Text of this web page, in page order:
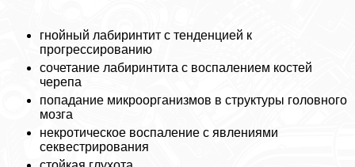
гнойный лабиринтит с тенденцией к
прогрессированию
сочетание лабиринтита с воспалением костей
черепа
попадание микроорганизмов в структуры головного
мозга
некротическое воспаление с явлениями
секвестрирования